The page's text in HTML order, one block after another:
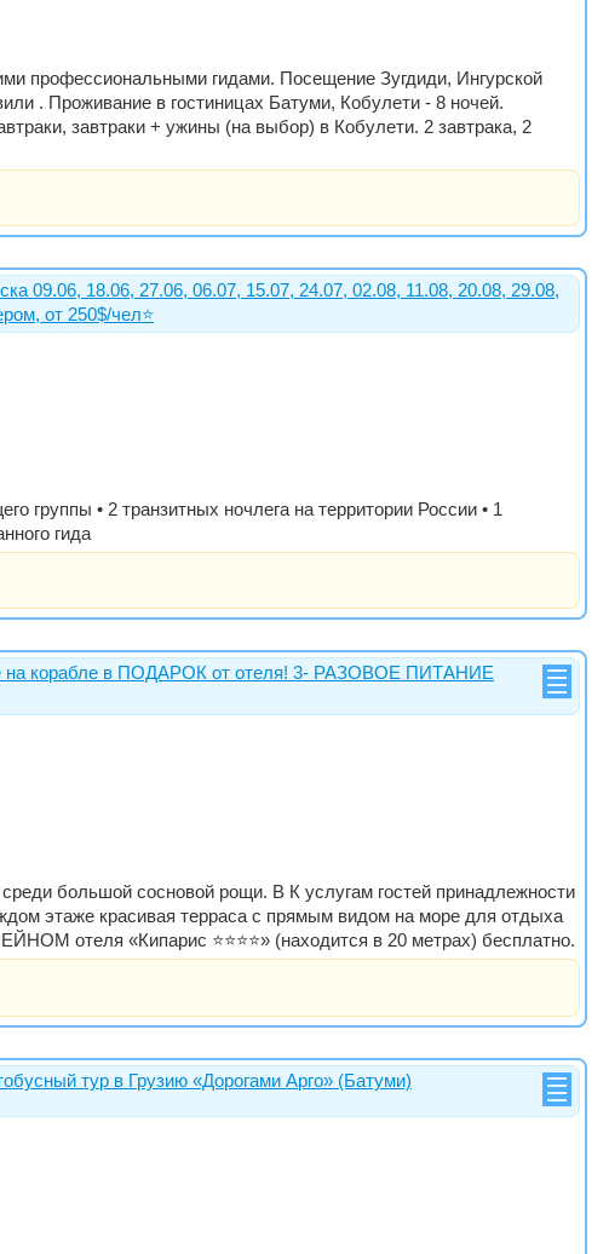
профессиональными гидами. Посещение Зугдиди, Ингурской
. Проживание в гостиницах Батуми, Кобулети - 8 ночей.
завтраки + ужины (на выбор) в Кобулети. 2 завтрака, 2
18.06, 27.06, 06.07, 15.07, 24.07, 02.08, 11.08, 20.08, 29.08,
от 250$/чел⭐️
группы • 2 транзитных ночлега на территории России • 1
гида
на корабле в ПОДАРОК от отеля! 3- РАЗОВОЕ ПИТАНИЕ
большой сосновой рощи. В К услугам гостей принадлежности
этаже красивая терраса с прямым видом на море для отдыха
отеля «Кипарис ⭐️⭐️⭐️⭐️» (находится в 20 метрах) бесплатно.
тур в Грузию «Дорогами Арго» (Батуми)